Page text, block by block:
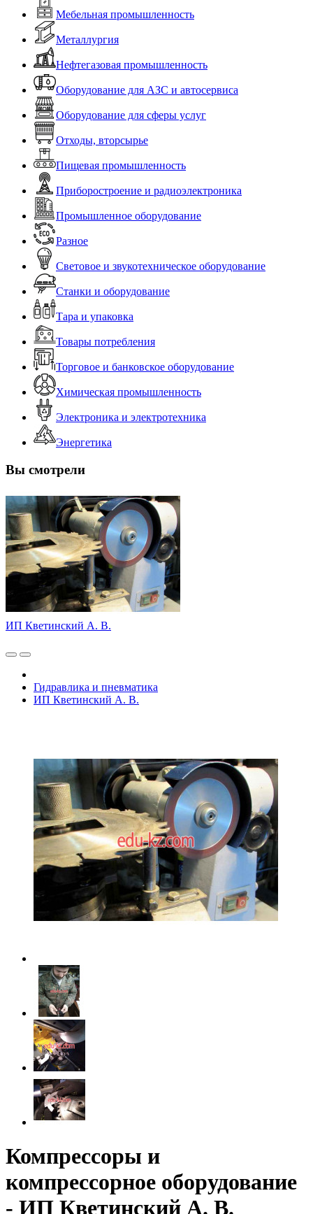
Мебельная промышленность
Металлургия
Нефтегазовая промышленность
Оборудование для АЗС и автосервиса
Оборудование для сферы услуг
Отходы, вторсырье
Пищевая промышленность
Приборостроение и радиоэлектроника
Промышленное оборудование
Разное
Световое и звукотехническое оборудование
Станки и оборудование
Тара и упаковка
Товары потребления
Торговое и банковское оборудование
Химическая промышленность
Электроника и электротехника
Энергетика
Вы смотрели
ИП Кветинский А. В.
Гидравлика и пневматика
ИП Кветинский А. В.
Компрессоры и
компрессорное оборудование
- ИП Кветинский А. В.